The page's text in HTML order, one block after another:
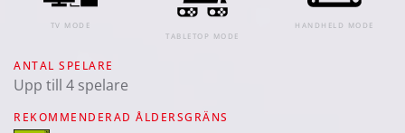
TV MODE
TABLETOP MODE
HANDHELD MODE
ANTAL SPELARE
Upp till 4 spelare
REKOMMENDERAD ÅLDERSGRÄNS